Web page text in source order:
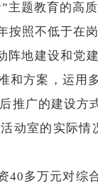
题教育的高质
照不低于在岗
地建设和党
和方案，运用
推广的建设方
动室的实际情
多万元对综